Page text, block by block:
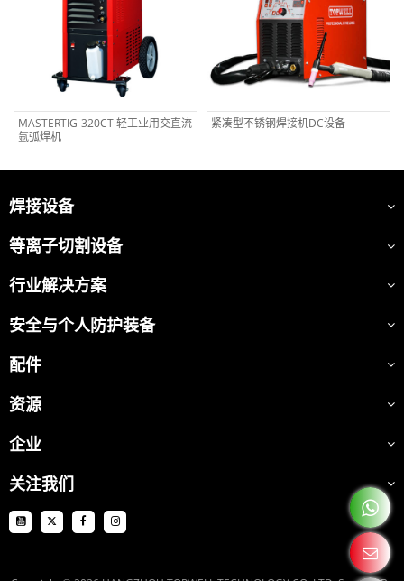
MASTERTIG-320CT 轻工业用交直流
氩弧焊机
紧凑型不锈钢焊接机DC设备
焊接设备
等离子切割设备
行业解决方案
安全与个人防护装备
配件
资源
企业
关注我们